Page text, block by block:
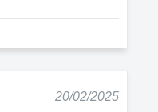
20/02/2025